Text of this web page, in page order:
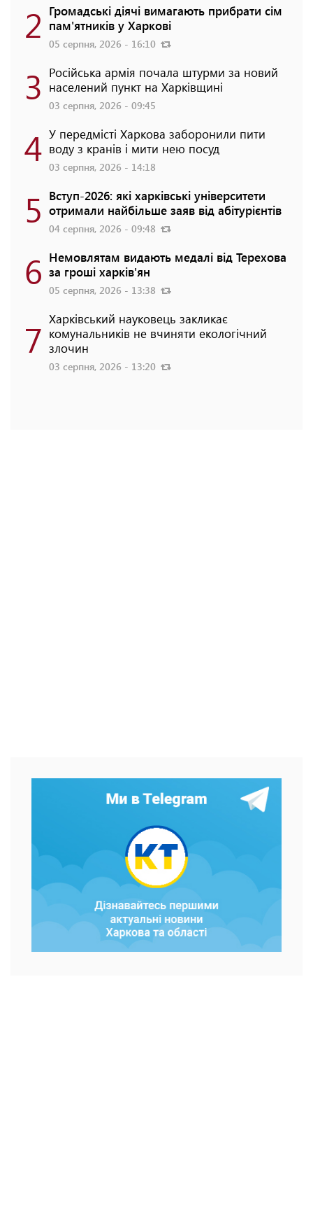
2 Громадські діячі вимагають прибрати сім
пам'ятників у Харкові
05 серпня, 2026 - 16:10
3 Російська армія почала штурми за новий
населений пункт на Харківщині
03 серпня, 2026 - 09:45
4 У передмісті Харкова заборонили пити
воду з кранів і мити нею посуд
03 серпня, 2026 - 14:18
5 Вступ-2026: які харківські університети
отримали найбільше заяв від абітурієнтів
04 серпня, 2026 - 09:48
6 Немовлятам видають медалі від Терехова
за гроші харків'ян
05 серпня, 2026 - 13:38
7 Харківський науковець закликає
комунальників не вчиняти екологічний
злочин
03 серпня, 2026 - 13:20